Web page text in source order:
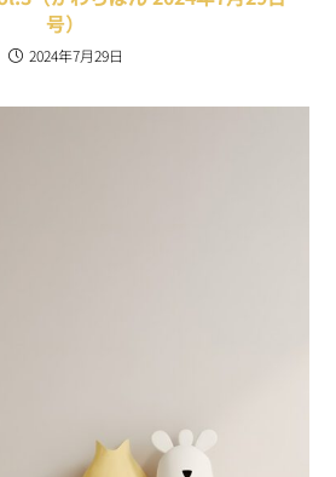
号）
2024年7月29日